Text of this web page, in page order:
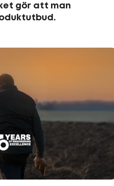
gör att man